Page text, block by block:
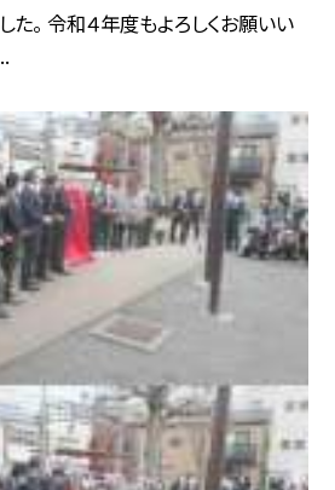
た。 令和４年度もよろしくお願いい